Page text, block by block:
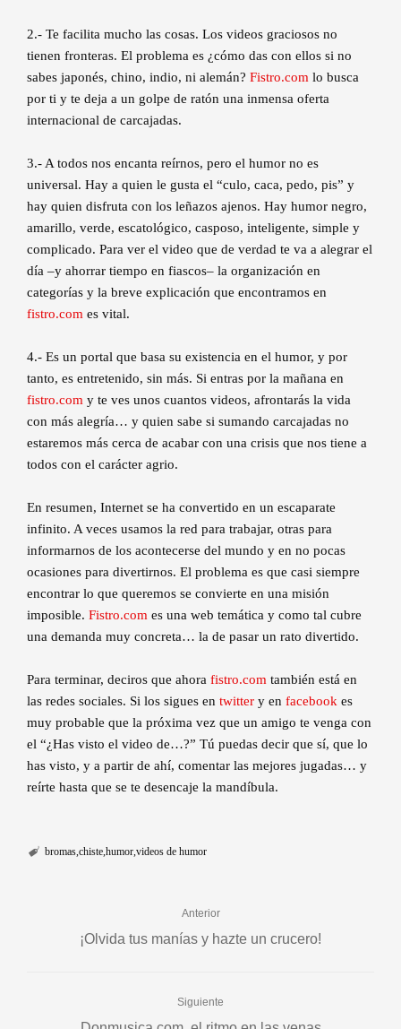
2.- Te facilita mucho las cosas. Los videos graciosos no
tienen fronteras. El problema es ¿cómo das con ellos si no
sabes japonés, chino, indio, ni alemán? Fistro.com lo busca
por ti y te deja a un golpe de ratón una inmensa oferta
internacional de carcajadas.
3.- A todos nos encanta reírnos, pero el humor no es
universal. Hay a quien le gusta el “culo, caca, pedo, pis” y
hay quien disfruta con los leñazos ajenos. Hay humor negro,
amarillo, verde, escatológico, casposo, inteligente, simple y
complicado. Para ver el video que de verdad te va a alegrar el
día –y ahorrar tiempo en fiascos– la organización en
categorías y la breve explicación que encontramos en
fistro.com es vital.
4.- Es un portal que basa su existencia en el humor, y por
tanto, es entretenido, sin más. Si entras por la mañana en
fistro.com y te ves unos cuantos videos, afrontarás la vida
con más alegría… y quien sabe si sumando carcajadas no
estaremos más cerca de acabar con una crisis que nos tiene a
todos con el carácter agrio.
En resumen, Internet se ha convertido en un escaparate
infinito. A veces usamos la red para trabajar, otras para
informarnos de los acontecerse del mundo y en no pocas
ocasiones para divertirnos. El problema es que casi siempre
encontrar lo que queremos se convierte en una misión
imposible. Fistro.com es una web temática y como tal cubre
una demanda muy concreta… la de pasar un rato divertido.
Para terminar, deciros que ahora fistro.com también está en
las redes sociales. Si los sigues en twitter y en facebook es
muy probable que la próxima vez que un amigo te venga con
el “¿Has visto el video de…?” Tú puedas decir que sí, que lo
has visto, y a partir de ahí, comentar las mejores jugadas… y
reírte hasta que se te desencaje la mandíbula.
bromas chiste humor videos de humor
Anterior
¡Olvida tus manías y hazte un crucero!
Siguiente